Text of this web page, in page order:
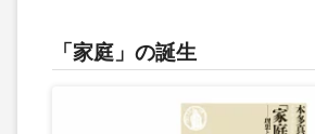
「家庭」の誕生